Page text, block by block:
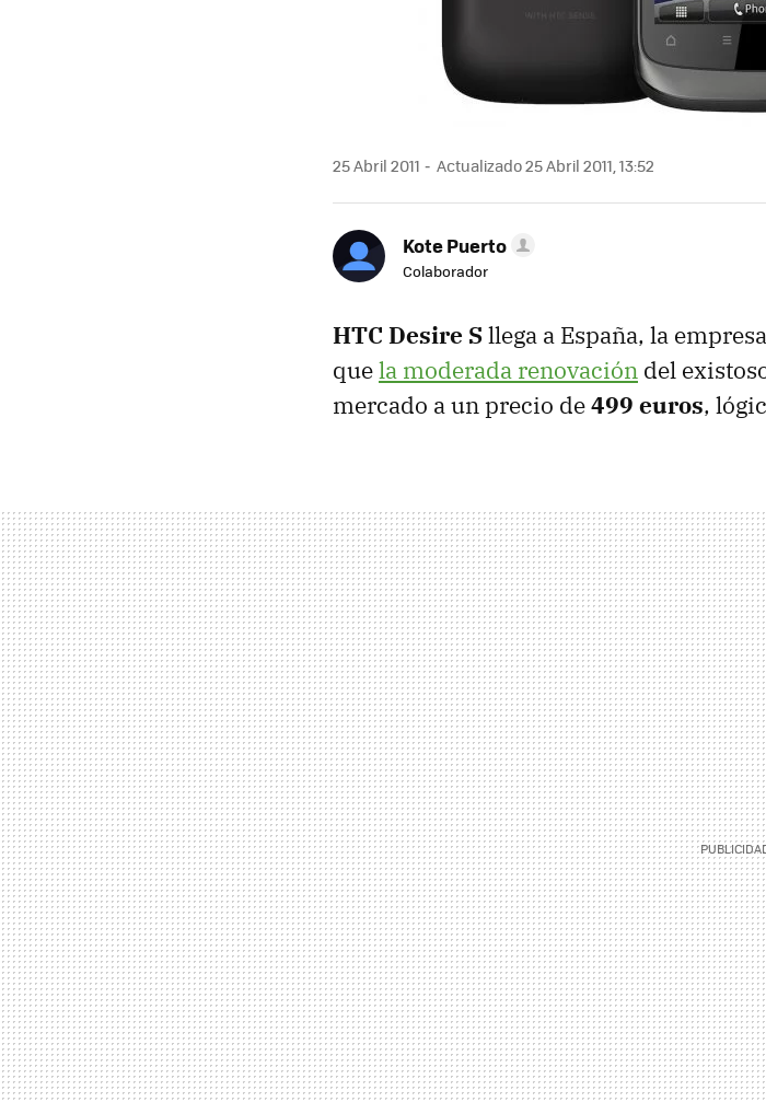
25 Abril 2011 Actualizado 25 Abril 2011, 13:52
Kote Puerto
Colaborador
HTC Desire Sllega a España, la
quela moderada renovación del
mercado a un precio de499 euros,